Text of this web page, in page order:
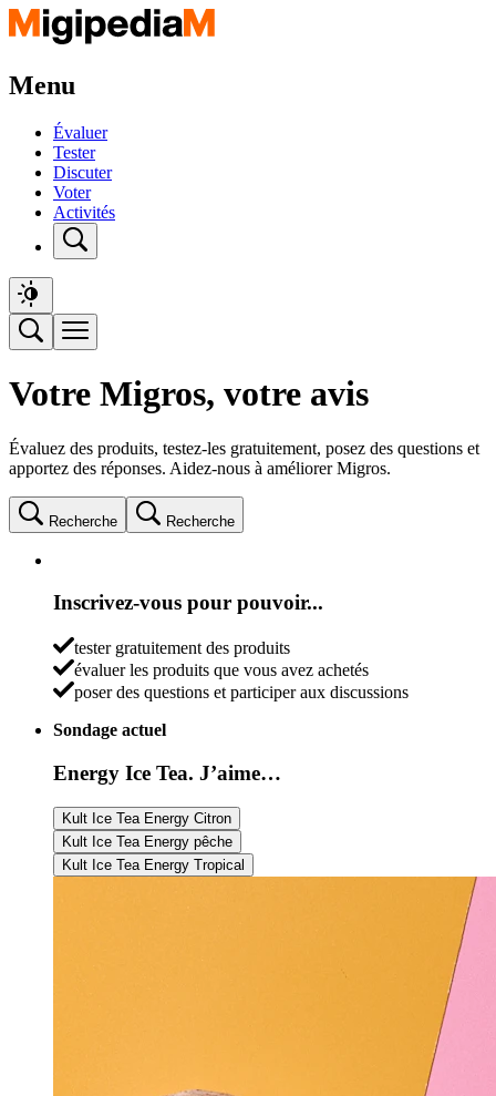
Menu
Évaluer
Tester
Discuter
Voter
Activités
Votre Migros, votre avis
Évaluez des produits, testez-les gratuitement, posez des questions et
apportez des réponses. Aidez-nous à améliorer Migros.
Recherche Recherche
Inscrivez-vous pour pouvoir...
tester gratuitement des produits
évaluer les produits que vous avez achetés
poser des questions et participer aux discussions
Sondage actuel
Energy Ice Tea. J’aime…
Kult Ice Tea Energy Citron
Kult Ice Tea Energy pêche
Kult Ice Tea Energy Tropical